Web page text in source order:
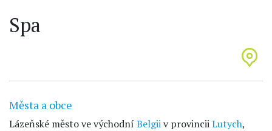
Spa
Města a obce
Lázeňské město ve východní Belgiiv provinciiLutych,